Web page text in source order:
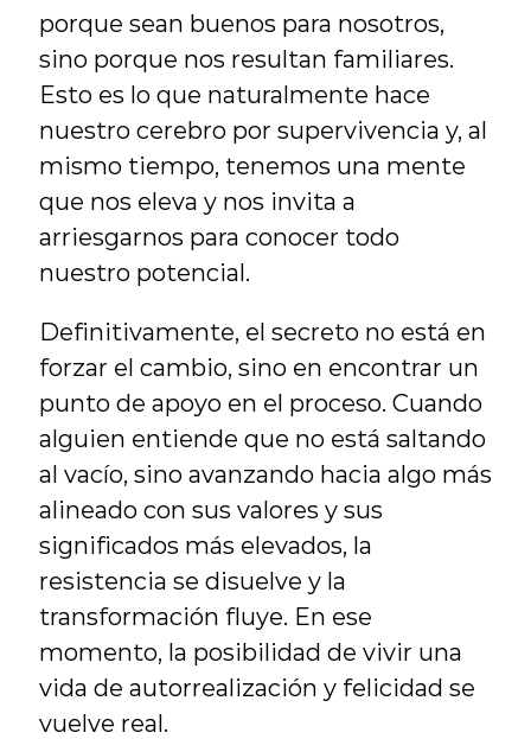
porque sean buenos para nosotros,
sino porque nos resultan familiares.
Esto es lo que naturalmente hace
nuestro cerebro por supervivencia y, al
mismo tiempo, tenemos una mente
que nos eleva y nos invita a
arriesgarnos para conocer todo
nuestro potencial.
Definitivamente, el secreto no está en
forzar el cambio, sino en encontrar un
punto de apoyo en el proceso. Cuando
alguien entiende que no está saltando
al vacío, sino avanzando hacia algo más
alineado con sus valores y sus
significados más elevados, la
resistencia se disuelve y la
transformación fluye. En ese
momento, la posibilidad de vivir una
vida de autorrealización y felicidad se
vuelve real.